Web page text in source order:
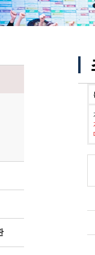
전경사진